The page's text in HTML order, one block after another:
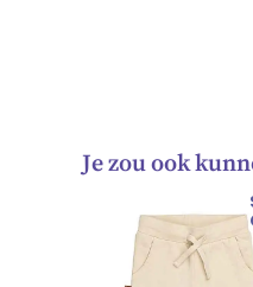
Je zou ook
prijs
was:
€ 27.99.
Huidige
prijs
is:
€ 24.99.